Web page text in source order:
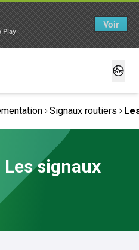
Signaux routiers
Les signaux
Play
Voir